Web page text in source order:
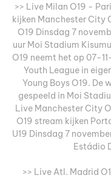
>> Live Milan O19 -
kijken Manchester City
O19 Dinsdag 7
uur Moi Stadium
O19 neemt het op 07-
Youth League in
Young Boys O19. De
gespeeld in Moi
Live Manchester City
O19 stream kijken
U19 Dinsdag 7
Estádio
>> Live Atl. Madrid